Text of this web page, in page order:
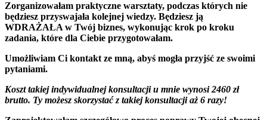
Zorganizowałam praktyczne warsztaty, podczas których nie
będziesz przyswajała kolejnej wiedzy. Będziesz ją
WDRAŻAŁA w Twój biznes, wykonując krok po kroku
zadania, które dla Ciebie przygotowałam.
Umożliwiam Ci kontakt ze mną, abyś mogła przyjść ze swoimi
pytaniami.
Koszt takiej indywidualnej konsultacji u mnie wynosi 2460 zł
brutto. Ty możesz skorzystać z takiej konsultacji aż 6 razy!